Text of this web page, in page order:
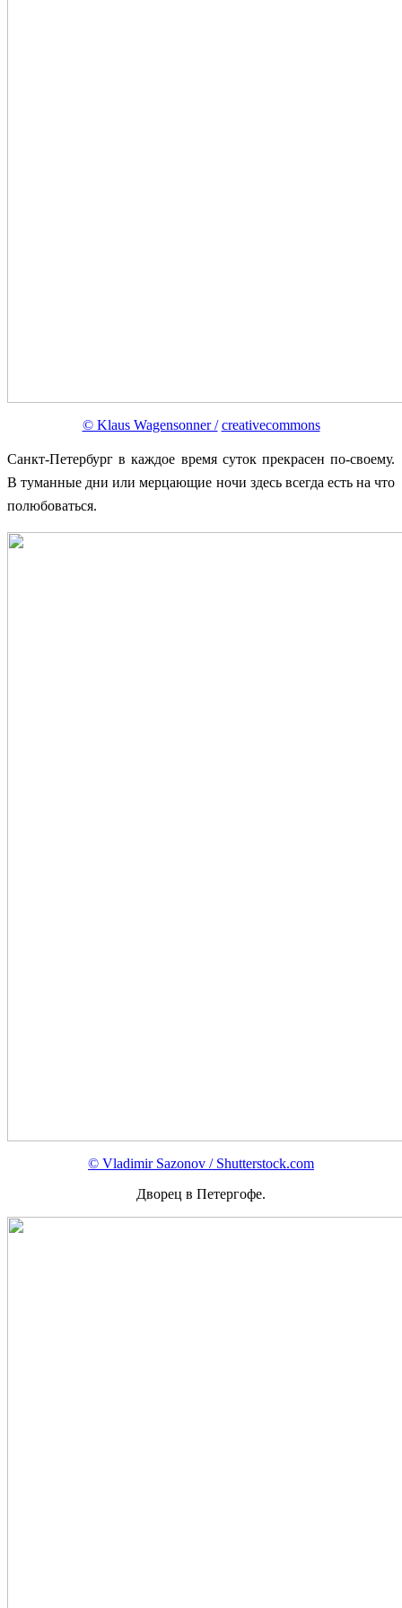
© Klaus Wagensonner / creativecommons
Санкт-Петербург в каждое время суток прекрасен по-своему.
В туманные дни или мерцающие ночи здесь всегда есть на что
полюбоваться.
© Vladimir Sazonov / Shutterstock.com
Дворец в Петергофе.